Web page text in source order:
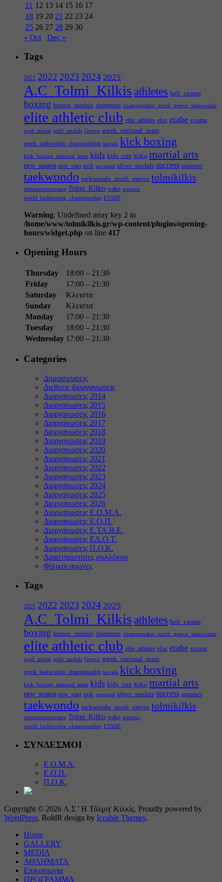
11 12 13 14 15 16 17
18 19 20 21 22 23 24
25 26 27 28 29 30
« Oct
Dec »
Tags
2021 2022 2023 2024 2025
A.C_Tolmi_Kilkis athletes belt_exams
boxing bronze_medals champions championship_north_greece_taekwondo
elite athletic club elite_athletes elot etabe exams
gold_medal gold_medals Greece greek_national_team
greek_taekwondo_championship kavala kick boxing
kick_boxing_national_team kids kids_cup Kilkis martial arts
new_season new_start pok portugal silver_medals success summer
taekwondo taekwondo_north_greece tolmikilkis
tolmisummercamp Tolmi_Kilkis wako winners
world_kickboxing_championship ΕΤΑΒΕ
Warning: Undefined array key 2 in
/home/www/tolmikilkis.gr/wp-content/plugins/opening-
hours/widget.php on line 417
Opening Hours
Thursday
18:00 – 21:30
Friday
17:00 – 21:30
Saturday
Κλειστα
Sunday
Κλειστα
Monday
17:00 – 21:30
Tuesday
18:00 – 21:30
Wednesday 17:00 – 21:30
Categories
Δημοσιευσεις
Διεθνεις διοργανωσεις
Διοργανωσεις 2014
Διοργανωσεις 2015
Διοργανωσεις 2016
Διοργανωσεις 2017
Διοργανωσεις 2018
Διοργανωσεις 2019
Διοργανωσεις 2020
Διοργανωσεις 2021
Διοργανωσεις 2022
Διοργανωσεις 2023
Διοργανωσεις 2024
Διοργανωσεις 2025
Διοργανωσεις 2026
Διοργανωσεις Ε.Ο.Μ.Α.
Διοργανωσεις Ε.Ο.Π.
Διοργανωσεις Ε.ΤΑ.Β.Ε.
Διοργανωσεις ΕΛ.Ο.Τ.
Διοργανωσεις Π.Ο.Κ.
Δραστηριοτητες συλλόγου
Φιλικοι αγωνες
Tags
2021 2022 2023 2024 2025
A.C_Tolmi_Kilkis athletes belt_exams
boxing bronze_medals champions championship_north_greece_taekwondo
elite athletic club elite_athletes elot etabe exams
gold_medal gold_medals Greece greek_national_team
greek_taekwondo_championship kavala kick boxing
kick_boxing_national_team kids kids_cup Kilkis martial arts
new_season new_start pok portugal silver_medals success summer
taekwondo taekwondo_north_greece tolmikilkis
tolmisummercamp Tolmi_Kilkis wako winners
world_kickboxing_championship ΕΤΑΒΕ
ΣΥΝΔΕΣΜΟΙ
Ε.Ο.Μ.Α.
Ε.Ο.Π.
Π.Ο.Κ.
Copyright © 2026 Α.Σ ' Η Τόλμη' Κιλκίς. Proudly powered by
WordPress. BoldR design by Iceable Themes.
Home
GALLERY
MEDIA
ΑΘΛΗΜΑΤΑ
Επικοινωνια
ΠΡΟΓΡΑΜΜΑ